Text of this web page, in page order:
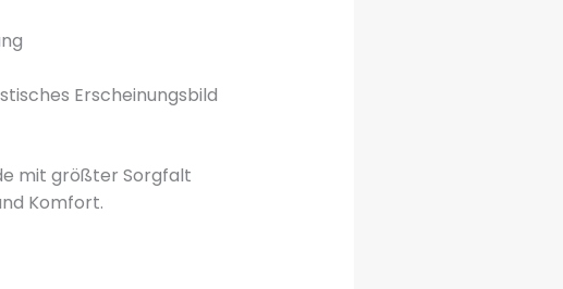
Erscheinungsbild
mit größter Sorgfalt
Komfort.